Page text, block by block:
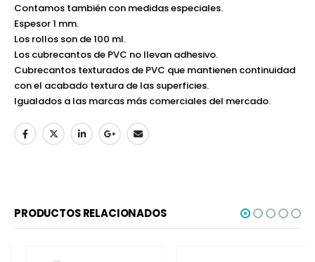
Contamos también con medidas especiales.
Espesor 1 mm.
Los rollos son de 100 ml.
Los cubrecantos de PVC no llevan adhesivo.
Cubrecantos texturados de PVC que mantienen continuidad
con el acabado textura de las superficies.
Igualados a las marcas más comerciales del mercado.
PRODUCTOS RELACIONADOS